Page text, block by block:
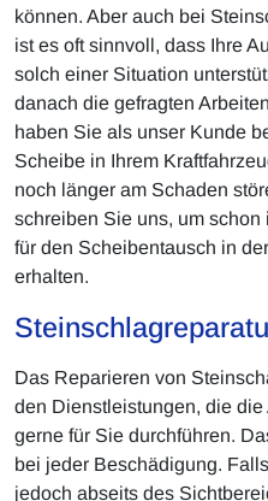
können. Aber auch bei
ist es oft sinnvoll, dass Ihre
solch einer Situation
danach die gefragten
haben Sie als unser Kunde
Scheibe in Ihrem
noch länger am Schaden
schreiben Sie uns, um
für den Scheibentausch in
erhalten.
Das Reparieren von
den Dienstleistungen, die
gerne für Sie durchführen.
bei jeder Beschädigung.
jedoch abseits des